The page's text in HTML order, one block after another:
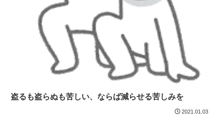
盗るも盗らぬも苦しい、ならば減らせる苦しみを
2021.01.03